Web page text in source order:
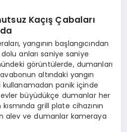
Kaçış Çabaları
yangının başlangıcından
anları saniye saniye
görüntülerde, dumanları
altındaki yangın
panik içinde
büyüdükçe dumanlar her
grill plate cihazının
alev ve dumanlar kameraya